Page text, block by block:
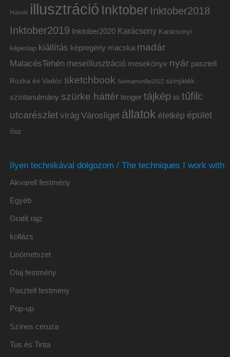
Húsvét illusztráció Inktober Inktober2018
Inktober2019 Inktober2020 Karácsony Karácsonyi
képeslap kiállítás képregény macska madár
MalacésTehén meseillusztráció mesekönyv nyár pasztell
Rozka és Vadóc sketchbook SwimathonBp2022 színjáték
színtanulmány szürke háttér tenger tájkép tél tűfilc
utcarészlet virág Városliget állatok életkép épület
ősz
Ilyen technikával dolgozom / The techniques I work with
Akvarell festmény
Egyéb
Grafit rajz
kollázs
Linómetszet
Olaj festmény
Pasztell festmény
Pop-up
Színes ceruza
Tus és Tinta